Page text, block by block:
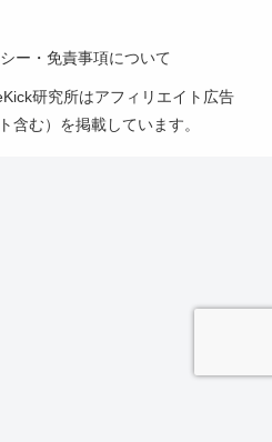
ー・免責事項について
研究所はアフィリエイト広告
含む）を掲載しています。